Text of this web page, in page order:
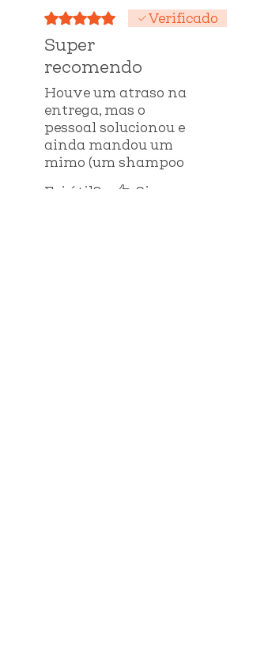
Rated 5 out of 5 stars.Verificado
Super
recomendo
Houve um atraso na
entrega, mas o
pessoal solucionou e
ainda mandou um
mimo (um shampoo
Foi útil? Sim